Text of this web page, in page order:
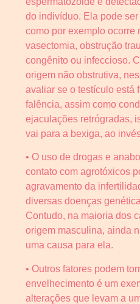
do indivíduo. Ela pode
como por exemplo ocorre
vasectomia, obstrução
congênito ou infeccioso.
origem não obstrutiva,
avaliar se o testículo está
falência, assim como
ejaculações retrógradas,
vai para a bexiga, ao
• O uso de drogas e
contato com agrotóxicos
agravamento da
diversas doenças
Contudo, na maioria dos
origem masculina, ainda
uma causa para ela.
• Outros fatores podem
envelhecimento é um
alterações que levam a